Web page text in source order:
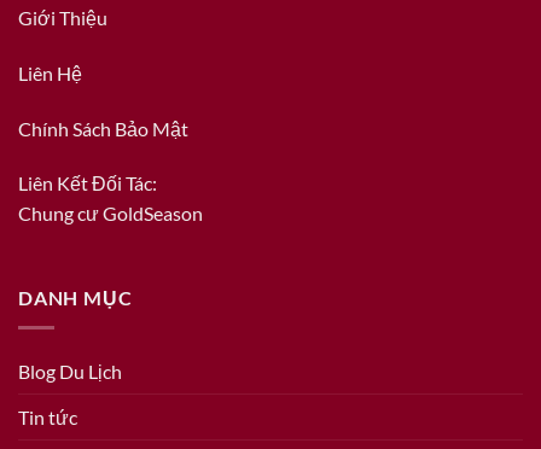
Giới Thiệu
Liên Hệ
Chính Sách Bảo Mật
Liên Kết Đối Tác:
Chung cư GoldSeason
DANH MỤC
Blog Du Lịch
Tin tức